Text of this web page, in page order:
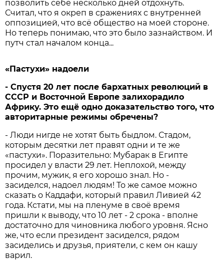
позволить себе несколько дней отдохнуть.
Считал, что я окреп в сражениях с внутренней
оппозицией, что всё общество на моей стороне.
Но теперь понимаю, что это было зазнайством. И
путч стал началом конца...
«Пастухи» надоели
-Спустя 20лет послебархатных революций в
СССР и Восточной Европезалихорадило
Африку.Этоещёоднодоказательствотого,что
авторитарные режимыобречены?
- Люди нигде не хотят быть быдлом. Стадом,
которым десятки лет правят одни и те же
«пастухи». Поразительно: Мубарак в Египте
просидел у власти 29 лет. Неплохой, между
прочим, мужик, я его хорошо знал. Но -
засиделся, надоел людям! То же самое можно
сказать о Каддафи, который правил Ливией 42
года. Кстати, мы на пленуме в своё время
пришли к выводу, что 10 лет - 2 срока - вполне
достаточно для чиновника любого уровня. Ясно
же, что если президент засиделся, рядом
засиделись и друзья, приятели, с кем он кашу
варил.